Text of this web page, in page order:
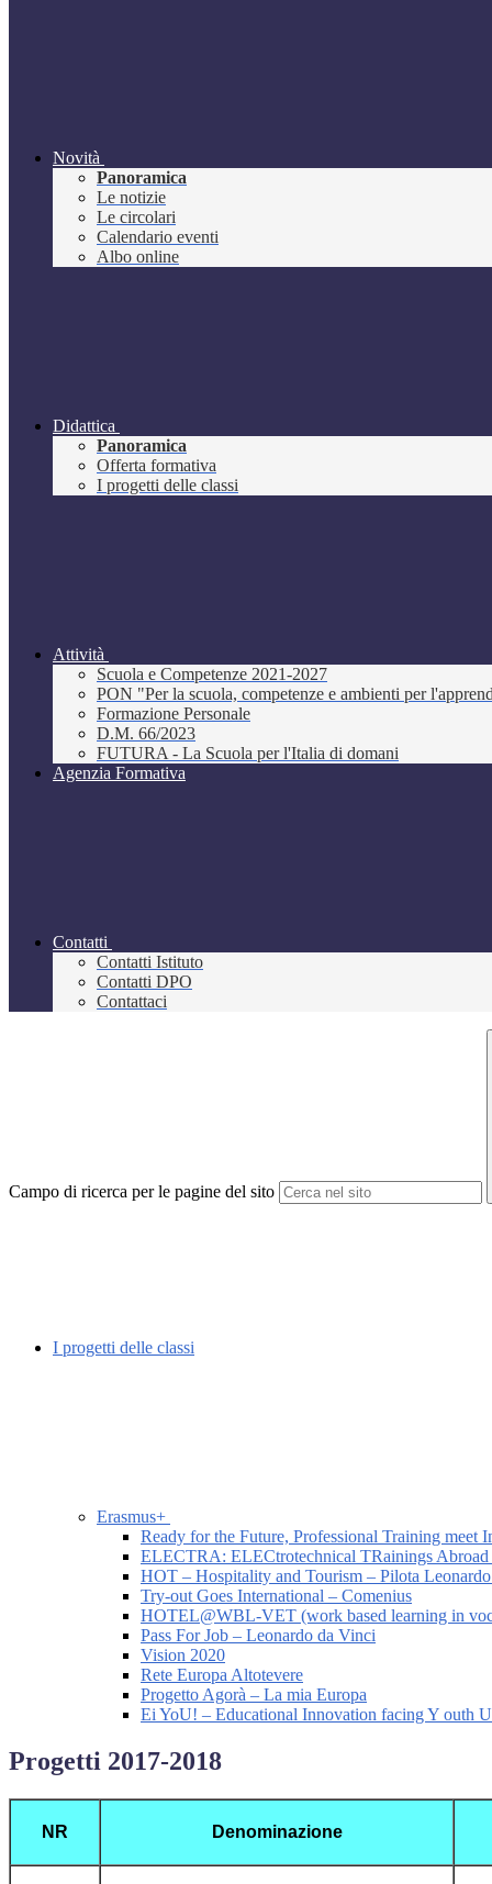
Novità
Panoramica
Le notizie
Le circolari
Calendario eventi
Albo online
Didattica
Panoramica
Offerta formativa
I progetti delle classi
Attività
Scuola e Competenze 2021-2027
PON "Per la scuola, competenze e ambienti per
Formazione Personale
D.M. 66/2023
FUTURA - La Scuola per l'Italia di domani
Agenzia Formativa
Contatti
Contatti Istituto
Contatti DPO
Contattaci
Campo di ricerca per le pagine del sito
I progetti delle classi
Erasmus+
Ready for the Future, Professional Training meet
ELECTRA: ELECtrotechnical TRainings
HOT – Hospitality and Tourism – Pilota
Try-out Goes International – Comenius
HOTEL@WBL-VET (work based learning in
Pass For Job – Leonardo da Vinci
Vision 2020
Rete Europa Altotevere
Progetto Agorà – La mia Europa
Ei YoU! – Educational Innovation facing Y outh
Progetti 2017-2018
NR Denominazione